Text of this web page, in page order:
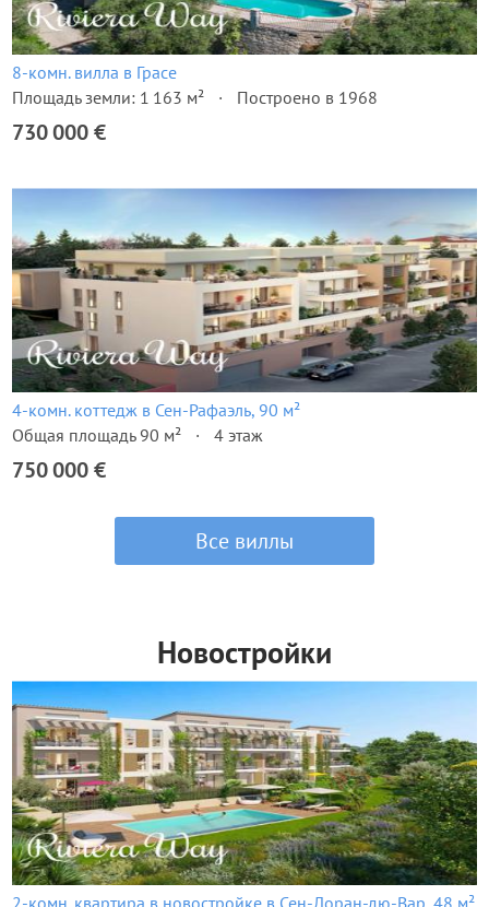
8-комн. вилла в Грасе
Площадь земли: 1 163 м²
Построено в 1968
730 000 €
4-комн. коттедж в Сен-Рафаэль, 90 м²
Общая площадь 90 м²
4 этаж
750 000 €
Все виллы
Новостройки
2-комн. квартира в новостройке в Сен-Лоран-дю-Вар, 48 м²